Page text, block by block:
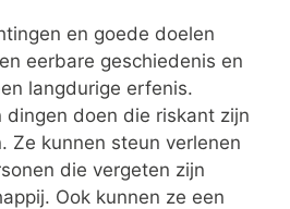
en goede doelen
eerbare geschiedenis en
langdurige erfenis.
dingen doen die riskant zijn
Ze kunnen steun verlenen
die vergeten zijn
Ook kunnen ze een